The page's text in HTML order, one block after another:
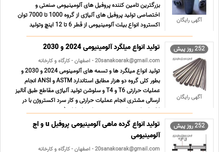
آگهی رایگان
بزرگترین تامین کننده پروفیل های آلومینیومی صنعتی و
اختصاصی تولید پروفیل های آلیاژی از گروه 1000 تا 7000 توان
اکسترود انواع بیلت آلومینیومی از قطر 6 تا 12 اینچ وتولید
پروفیل تا سطح 3000*2000 میلیمتر دارای پیشرفته ترین
252 روز پیش
آگهی رایگان
تولید انواع میلگرد آلومینیومی 2024 و 2030
20sanakoarak@gmail.com - اصفهان - کارگاه و کارخانه
تولید انواع میلگرد ها و تسمه های آلومینومی 2024 و 2030 و
بطور کلی گروه دو هزار مطابق استاندارد ASTM و ANSI انجام
عملیات حرارتی T6 و T4 و سلوشن تولید آلیاژی مقاطع طبق آنالیز
ارسالی مشتری انجام عملیات حرارتی و کار سرد اکستروژن با در
اختیار داشتن کوره عمودی حرارتی انحلالی ( س ... ...
252 روز پیش
تولید انواع گرده ماهی آلومینیومی پروفیل u و اچ
آلومینیومی
20sanakoarak@gmail.com - اصفهان - کارگاه و کارخانه